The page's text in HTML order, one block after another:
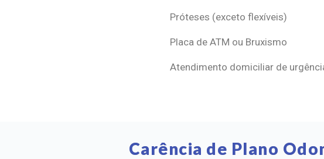
Próteses (exceto flexíveis)
Placa de ATM ou Bruxismo
Atendimento domiciliar de
Carência de Plano